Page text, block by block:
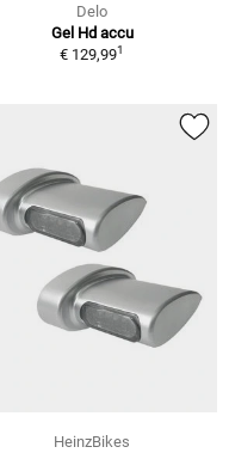
Delo
Gel Hd accu
€ 129,991
HeinzBikes